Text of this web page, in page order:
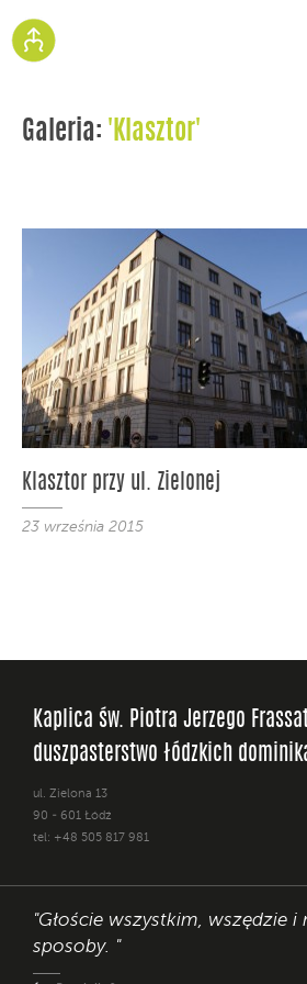
Galeria: 'Klasztor'
Klasztor przy ul. Zielonej
23 września 2015
Kaplica św. Piotra Jerzego
duszpasterstwo łódzkich
ul. Zielona 13
90 - 601 Łódź
tel: +48 505 817 981
"Głoście wszystkim, wszędzie i
sposoby. "